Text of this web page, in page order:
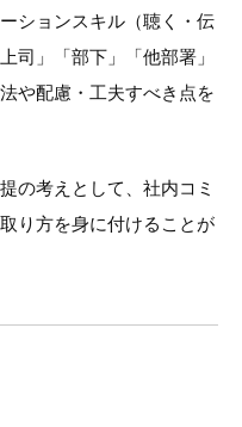
ションスキル（聴く・伝
司」「部下」「他部署」
や配慮・工夫すべき点を
の考えとして、社内コミ
り方を身に付けることが